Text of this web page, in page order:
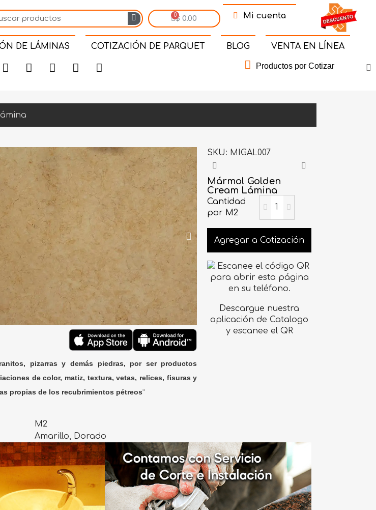
$ 0.00 Mi cuenta
DE LÁMINAS COTIZACIÓN DE PARQUET BLOG VENTA EN LÍNEA
Productos por Cotizar
pizarras y demás piedras, por ser productos
de color, matiz, textura, vetas, relices, fisuras y
propias de los recubrimientos pétreos"
SKU MIGAL007
Mármol Golden
Cream Lámina
Cantidad
por M2
Agregar a Cotización
Descargue nuestra
aplicación de Catalogo
y escanee el QR
M2
Amarillo, Dorado